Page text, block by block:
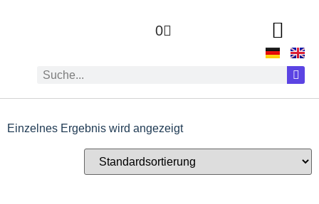
0
Einzelnes Ergebnis wird angezeigt